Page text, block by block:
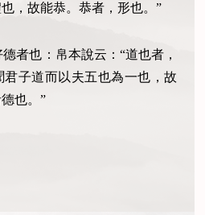
，故能恭。恭者，形也。”
者也：帛本說云：“道也者，
子道而以夫五也為一也，故
也。”